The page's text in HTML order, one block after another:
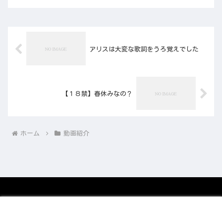
アリスは大変な歌詞をうろ覚えでした
【１８禁】春休みなの？
ホーム 動画紹介